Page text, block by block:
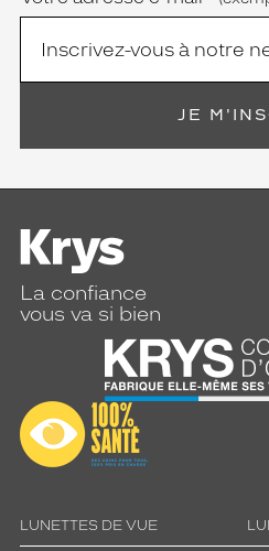
JE
La confiance
vous va si bien
LUNETTES DE VUE